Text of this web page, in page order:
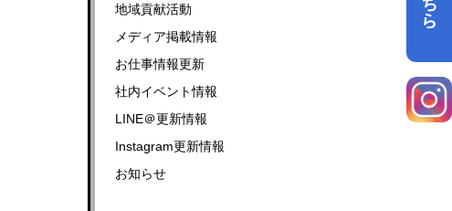
地域貢献活動
メディア掲載情報
お仕事情報更新
社内イベント情報
LINE＠更新情報
Instagram更新情報
お知らせ